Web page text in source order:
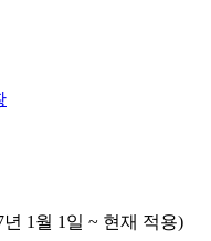
1월 1일 ~ 현재 적용)